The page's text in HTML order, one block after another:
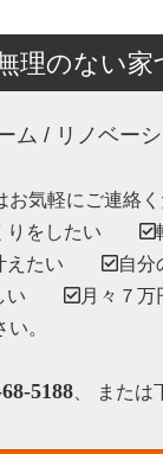
理のない
ム / リノベー
お気軽にご連絡
りをしたい
えたい
自分
い
月々７
。
5188 、 また